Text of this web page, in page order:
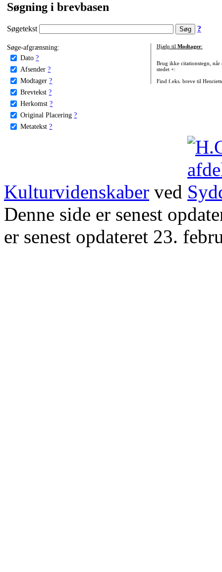
Søgning i brevbasen
Søgetekst ?
Søge-afgrænsning:
Dato ?
Afsender ?
Modtager ?
Brevtekst ?
Herkomst ?
Original Placering ?
Metatekst ?
Hjælp til Modtager:
Brug ikke citationstegn, når
stedet +:
Find f.eks. breve til
Kulturvidenskaber ved
Denne side er senest
er senest opdateret 23.